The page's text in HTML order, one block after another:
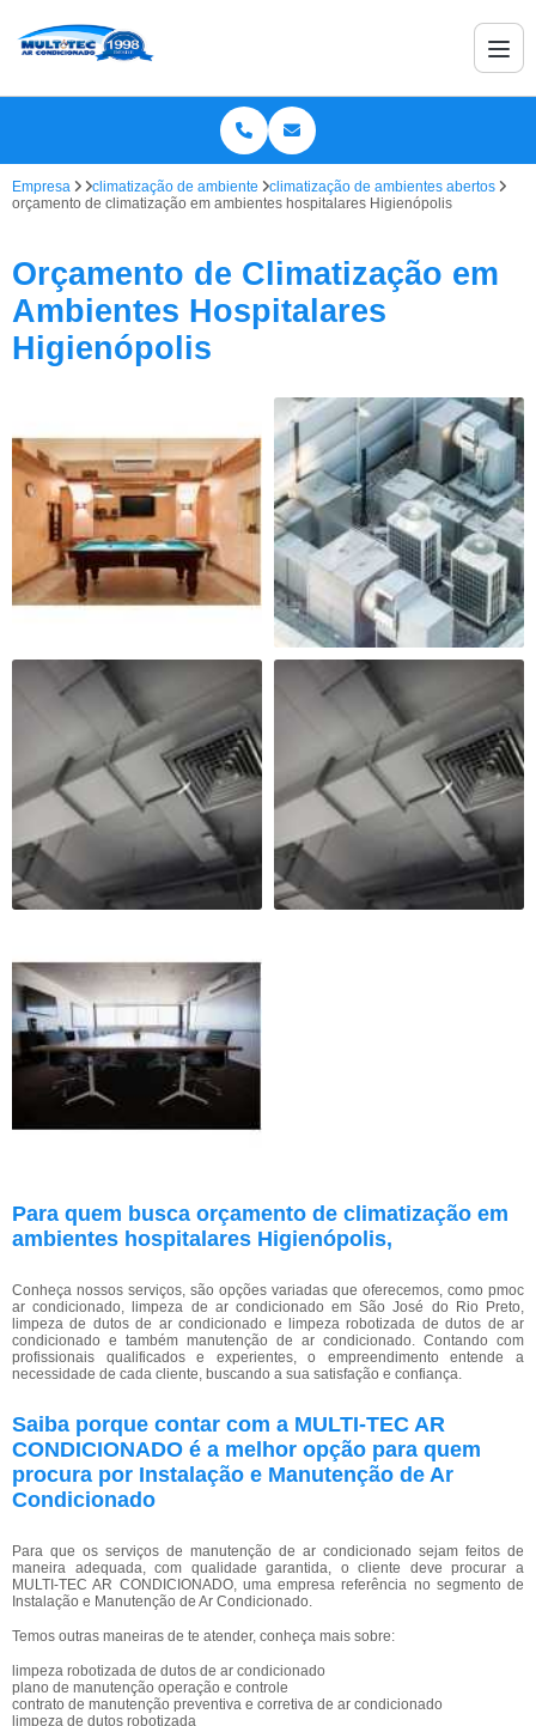
Empresa climatização de ambiente
climatização de ambientes abertos
orçamento de climatização em ambientes hospitalares Higienópolis
Orçamento de Climatização em
Ambientes Hospitalares
Higienópolis
Para quem busca orçamento de climatização em
ambientes hospitalares Higienópolis,
Conheça nossos serviços, são opções variadas que oferecemos, como pmoc
ar condicionado, limpeza de ar condicionado em São José do Rio Preto,
limpeza de dutos de ar condicionado e limpeza robotizada de dutos de ar
condicionado e também manutenção de ar condicionado. Contando com
profissionais qualificados e experientes, o empreendimento entende a
necessidade de cada cliente, buscando a sua satisfação e confiança.
Saiba porque contar com a MULTI-TEC AR
CONDICIONADO é a melhor opção para quem
procura por Instalação e Manutenção de Ar
Condicionado
Para que os serviços de manutenção de ar condicionado sejam feitos de
maneira adequada, com qualidade garantida, o cliente deve procurar a
MULTI-TEC AR CONDICIONADO, uma empresa referência no segmento de
Instalação e Manutenção de Ar Condicionado.
Temos outras maneiras de te atender, conheça mais sobre:
limpeza robotizada de dutos de ar condicionado
plano de manutenção operação e controle
contrato de manutenção preventiva e corretiva de ar condicionado
limpeza de dutos robotizada